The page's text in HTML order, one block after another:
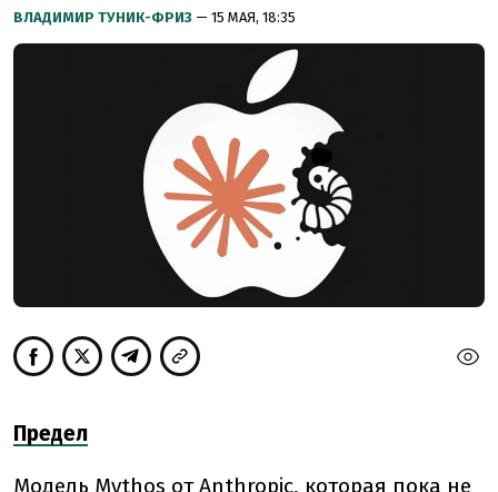
ВЛАДИМИР ТУНИК-ФРИЗ — 15 МАЯ, 18:35
Предел
Модель Mythos от Anthropic, которая пока не